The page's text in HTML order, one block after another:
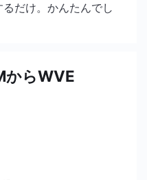
だけ。かんたんでし
からWVE